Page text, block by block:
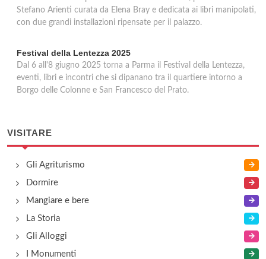
Stefano Arienti curata da Elena Bray e dedicata ai libri manipolati,
con due grandi installazioni ripensate per il palazzo.
Festival della Lentezza 2025
Dal 6 all'8 giugno 2025 torna a Parma il Festival della Lentezza,
eventi, libri e incontri che si dipanano tra il quartiere intorno a
Borgo delle Colonne e San Francesco del Prato.
VISITARE
Gli Agriturismo
Dormire
Mangiare e bere
La Storia
Gli Alloggi
I Monumenti